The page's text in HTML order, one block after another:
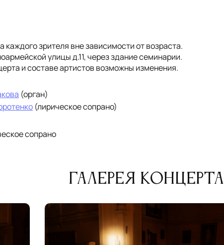
зрителя вне зависимости от возраста.
улицы д.11, через здание семинарии.
исоставе артистов возможны изменения.
(орган)
(лирическое сопрано)
сопрано
Галерея концерта